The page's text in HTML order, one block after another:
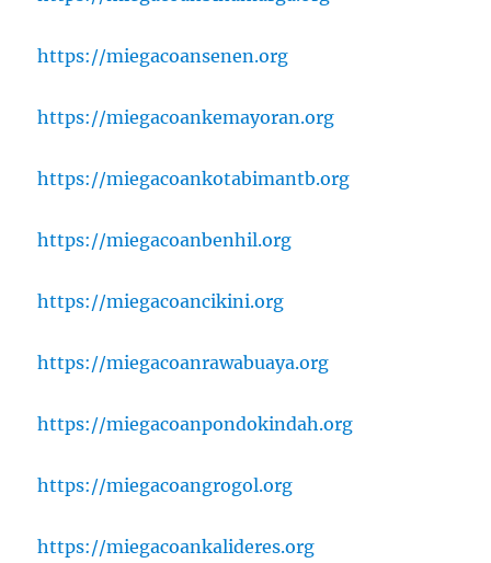
https://miegacoansenen.org
https://miegacoankemayoran.org
https://miegacoankotabimantb.org
https://miegacoanbenhil.org
https://miegacoancikini.org
https://miegacoanrawabuaya.org
https://miegacoanpondokindah.org
https://miegacoangrogol.org
https://miegacoankalideres.org